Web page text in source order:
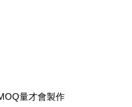
量才會製作